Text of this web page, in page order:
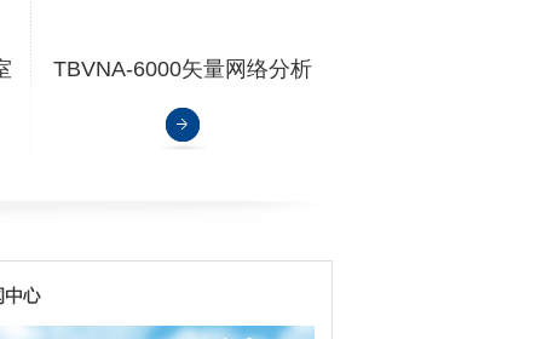
TBVNA-6000矢量网络分析